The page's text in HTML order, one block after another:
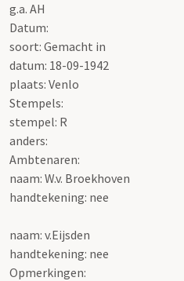
g.a. AH
Datum:
soort: Gemacht in
datum: 18-09-1942
plaats: Venlo
Stempels:
stempel: R
anders:
Ambtenaren:
naam: W.v. Broekhoven
handtekening: nee
naam: v.Eijsden
handtekening: nee
Opmerkingen: